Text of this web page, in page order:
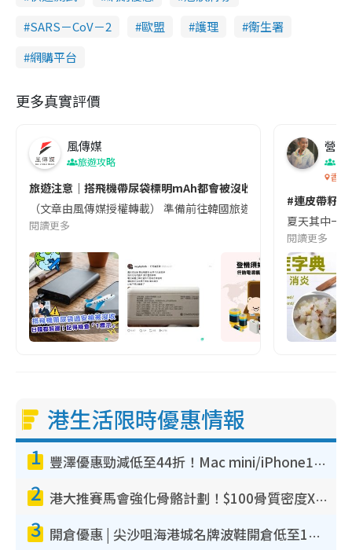
SARS－CoV－2
歐盟 護理
衞生署
網購平台
更多真實評價
風傳媒
旅遊攻略
旅遊注意｜搭飛機帶尿袋標明mAh都會被沒收😱出發前切記檢查
（文章由風傳媒授權轉載） 準備前往韓國旅遊的民眾，近期要
閱讀更多
營養
香港
#連皮帶籽
夏天其中一
閱讀更多
港生活限時優惠情報
1 豐澤優惠勁減低至44折！Mac mini/iPhone17Pro大減價！廚房家電$220起
2 港大推賽馬會強化骨骼計劃！$100骨質密度X光檢查 完成免費運動訓練送超市禮券！附參加資格
3 開倉優惠 | 尖沙咀海港城名牌波鞋開倉低至1折！On鞋$899起／Joy&Peace鞋履$98起